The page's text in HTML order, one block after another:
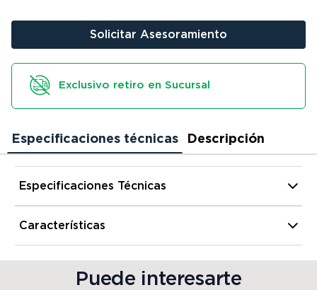
Solicitar Asesoramiento
Exclusivo retiro en Sucursal
Especificaciones técnicas Descripción
Especificaciones Técnicas
Alto
Características
Modelo Smash 110 CBS
Puede interesarte